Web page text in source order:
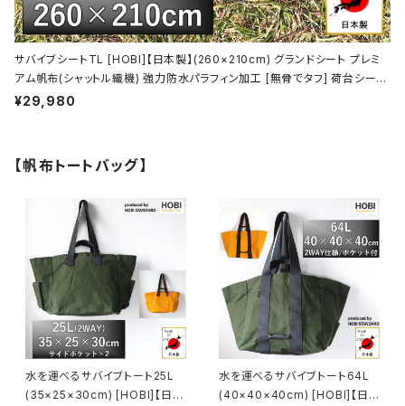
サバイブシートTL [HOBI]【日本製】(260×210cm) グランドシート プレミ
アム帆布(シャットル織機) 強力防水パラフィン加工 [無骨でタフ] 荷台シート
２号 トラックシート 軽トラ 厚手 マルチシート 頑丈真鍮ハトメ×16 陣幕 キャ
¥29,980
【帆布トートバッグ】
水を運べるサバイブトート25L
(35×25×30cm) [HOBI]【日本
水を運べるサバイブトート64L
(40×40×40cm) [HOBI]【日